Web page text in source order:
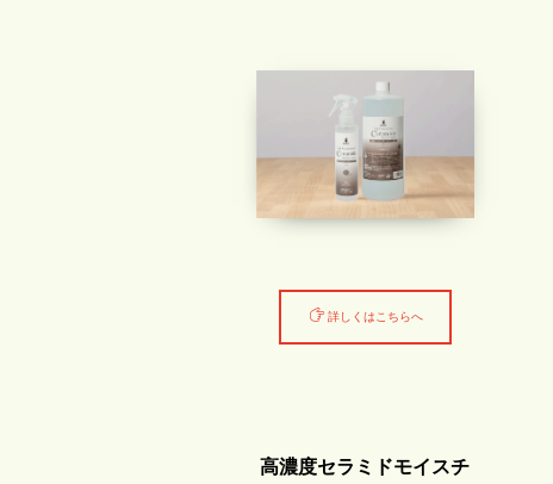
詳しくはこちらへ
高濃度セラミドモイスチ